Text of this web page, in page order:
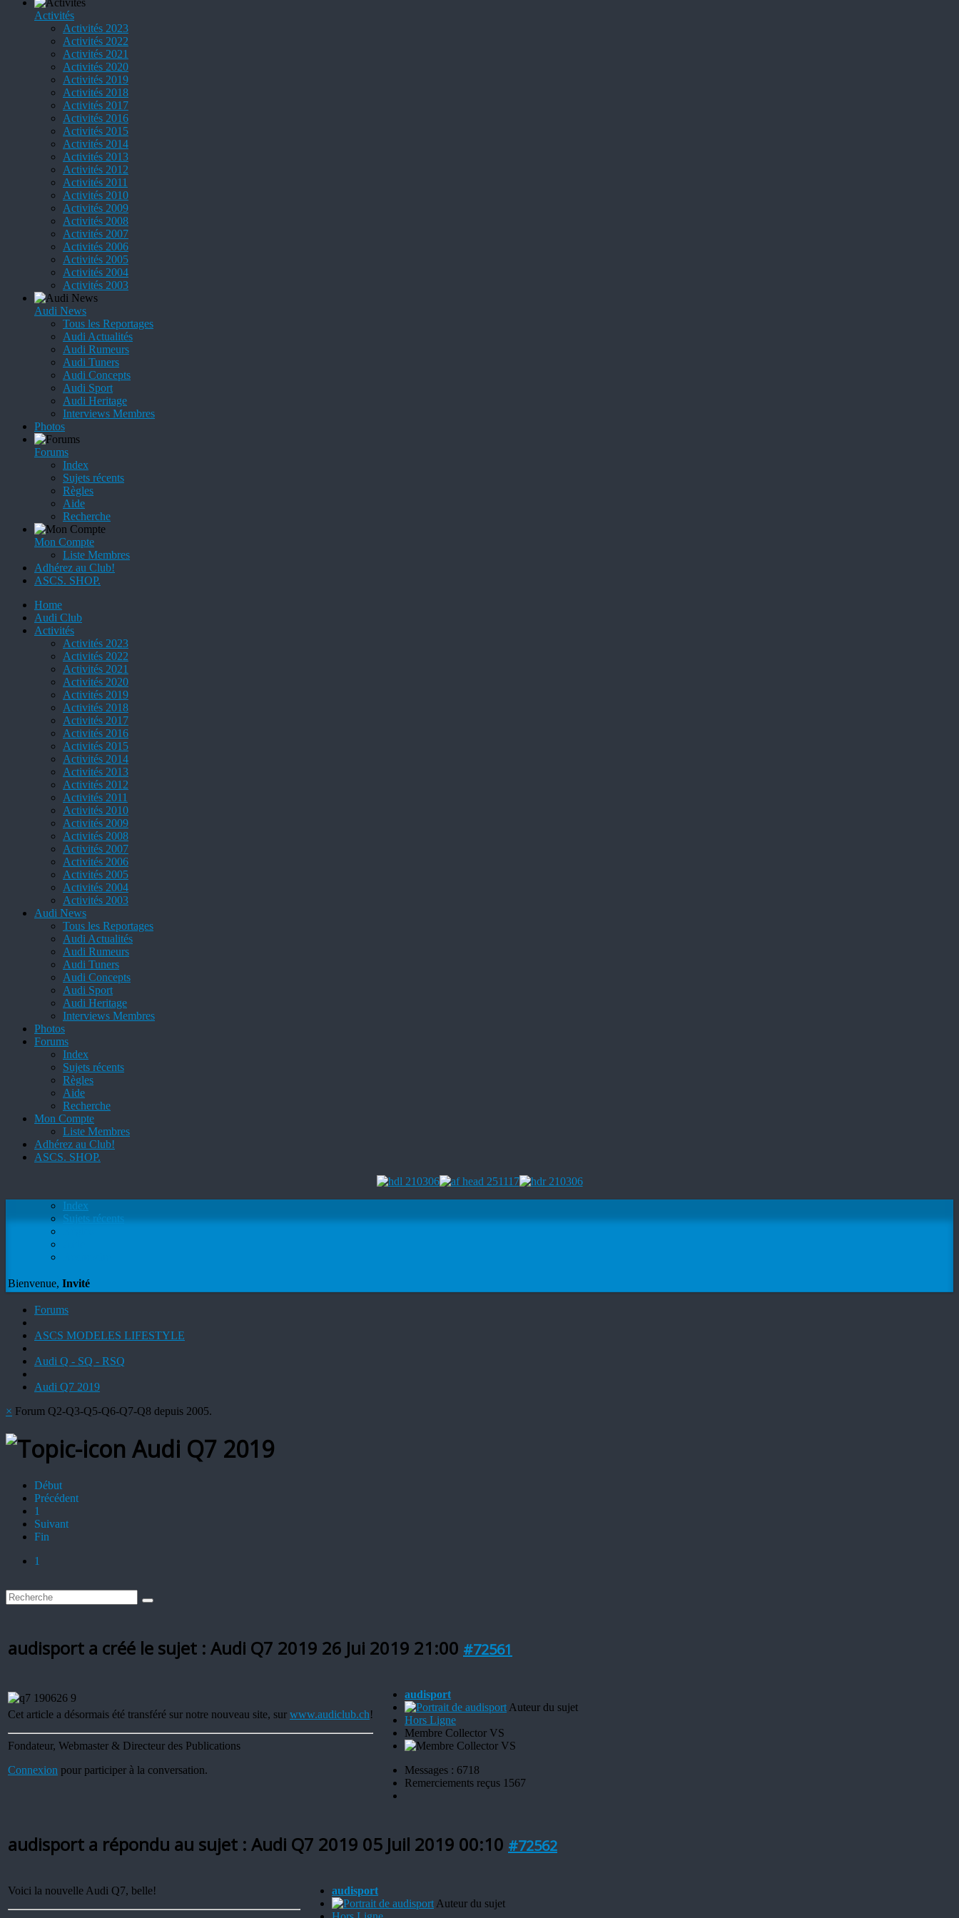
Activités
Activités 2023
Activités 2022
Activités 2021
Activités 2020
Activités 2019
Activités 2018
Activités 2017
Activités 2016
Activités 2015
Activités 2014
Activités 2013
Activités 2012
Activités 2011
Activités 2010
Activités 2009
Activités 2008
Activités 2007
Activités 2006
Activités 2005
Activités 2004
Activités 2003
Audi News
Tous les Reportages
Audi Actualités
Audi Rumeurs
Audi Tuners
Audi Concepts
Audi Sport
Audi Heritage
Interviews Membres
Photos
Forums
Index
Sujets récents
Règles
Aide
Recherche
Mon Compte
Liste Membres
Adhérez au Club!
ASCS. SHOP.
Home
Audi Club
Activités
Activités 2023
Activités 2022
Activités 2021
Activités 2020
Activités 2019
Activités 2018
Activités 2017
Activités 2016
Activités 2015
Activités 2014
Activités 2013
Activités 2012
Activités 2011
Activités 2010
Activités 2009
Activités 2008
Activités 2007
Activités 2006
Activités 2005
Activités 2004
Activités 2003
Audi News
Tous les Reportages
Audi Actualités
Audi Rumeurs
Audi Tuners
Audi Concepts
Audi Sport
Audi Heritage
Interviews Membres
Photos
Forums
Index
Sujets récents
Règles
Aide
Recherche
Mon Compte
Liste Membres
Adhérez au Club!
ASCS. SHOP.
Index
Sujets récents
Bienvenue, Invité
Forums
ASCS MODELES LIFESTYLE
Audi Q - SQ - RSQ
Audi Q7 2019
× Forum Q2-Q3-Q5-Q6-Q7-Q8 depuis 2005.
Audi Q7 2019
Début
Précédent
1
Suivant
Fin
1
audisport a créé le sujet : Audi Q7 2019 26 Jui 2019 21:00 #72561
Cet article a désormais été transféré sur notre nouveau site, sur www.audiclub.ch!
Fondateur, Webmaster & Directeur des Publications
Connexion pour participer à la conversation.
audisport
Auteur du sujet
Hors Ligne
Membre Collector VS
Messages : 6718
Remerciements reçus 1567
audisport a répondu au sujet : Audi Q7 2019 05 Juil 2019 00:10 #72562
Voici la nouvelle Audi Q7, belle!
audisport
Auteur du sujet